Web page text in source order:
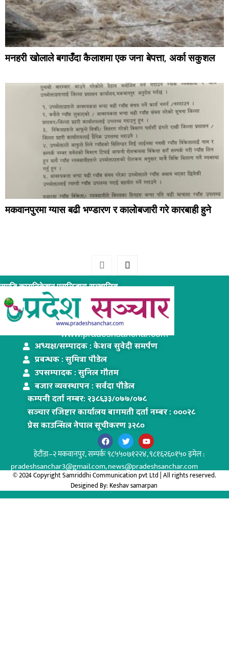
मनहरी खोलाले बगाउँदा कैलाशमा एक जना बेपत्ता, अर्का सकुशल
मकवानपुरमा ग्यास बढी भण्डारण र कालोबजारी गरे कारबाही हुने
समृद्धि कम्युनिकेशन प्रालिद्धारा सञ्चालित
www.pradeshsanchar.com
अध्यक्ष/सम्पादक : केशव सुवेदी समर्पण
प्रबन्धक : सुमित्रा पौडेल
उपसम्पादक : सुनिल गौतम
बजार व्यवस्थापन : सर्वदा पौडेल
कम्पनी दर्ता नम्बरः २३८६३३/०७७/०७८
सञ्चार रजिष्टार कार्यालय बागमती दर्ता नम्बर : ०००२८
प्रेस काउन्सिल नेपाल सूचीकरण ३२८०
हेटौंडा–२ मकवानपुर,सम्पर्कः ९८५५०७१२२४, ९८१६२६०१५० इमेल :
pradeshsanchar3@gmail.com, news@pradeshsanchar.com
© 2024 Copyright Samriddhi Communication pvt Ltd | All rights reserved.
Desigined By:Keshav samarpan